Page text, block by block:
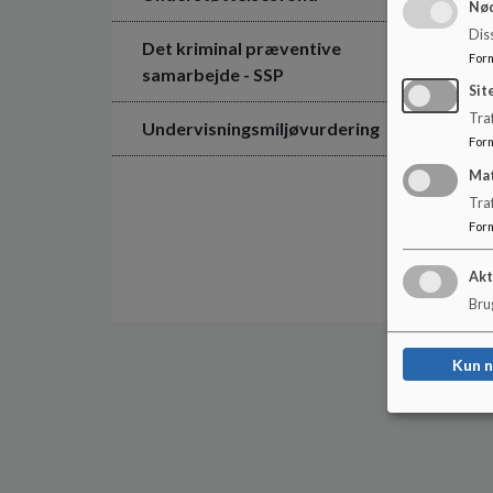
Det kriminal præventive
samarbejde - SSP
Undervisningsmiljøvurdering
Kun